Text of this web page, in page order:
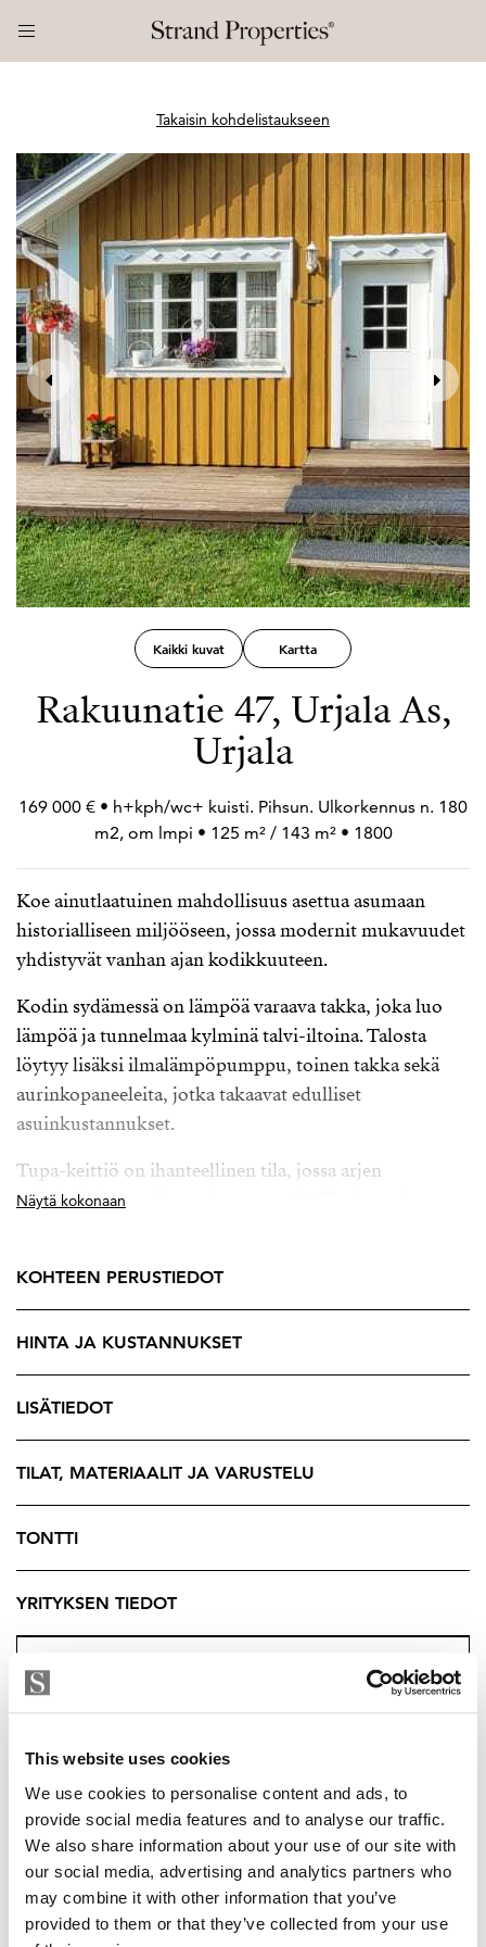
This website uses cookies
We use cookies to personalise content and ads, to
provide social media features and to analyse our traffic.
We also share information about your use of our site with
our social media, advertising and analytics partners who
may combine it with other information that you’ve
provided to them or that they’ve collected from your use
Takaisin kohdelistaukseen
Kaikki kuvat Kartta
Rakuunatie 47, Urjala As,
Urjala
169 000 € • h+kph/wc+ kuisti. Pihsun. Ulkorkennus n. 180
m2, om lmpi • 125 m² / 143 m² • 1800
TUUKKA HAKKARAINEN
Koe ainutlaatuinen mahdollisuus asettua asumaan
historialliseen miljööseen, jossa modernit mukavuudet
yhdistyvät vanhan ajan kodikkuuteen.
Kodin sydämessä on lämpöä varaava takka, joka luo
lämpöä ja tunnelmaa kylminä talvi-iltoina. Talosta
löytyy lisäksi ilmalämpöpumppu, toinen takka sekä
aurinkopaneeleita, jotka takaavat edulliset
asuinkustannukset.
Tupa-keittiö on ihanteellinen tila, jossa arjen
pyörittäminen sujuu vaivattomasti. Päärakennuksessa
Ulkorakennus tarjoaa runsaasti lisätilaa, ja oma lampi
tuo pihapiiriin rauhallisen elementin. Pihasauna
suomalaisen saunaelämyksen omalla tontilla.
Sijainti Urjalan maaseudulla tarjoaa rauhallisen ja
luonnonläheisen asuinympäristön, joka on kuitenkin
sopivan matkan päässä palveluista. Tämä koti on
täydellinen valinta niille, jotka arvostavat historiaa,
Näytä kokonaan
KOHTEEN PERUSTIEDOT
HINTA JA KUSTANNUKSET
LISÄTIEDOT
TILAT, MATERIAALIT JA VARUSTELU
TONTTI
YRITYKSEN TIEDOT